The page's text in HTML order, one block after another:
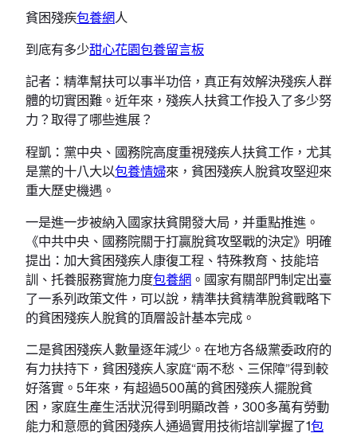
貧困殘疾包養網人
到底有多少甜心花園包養留言板
記者：精準幫扶可以事半功倍，真正有效解決殘疾人群
體的切實困難。近年來，殘疾人扶貧工作投入了多少努
力？取得了哪些進展？
程凱：黨中央、國務院高度重視殘疾人扶貧工作，尤其
是黨的十八大以包養情婦來，貧困殘疾人脫貧攻堅迎來
重大歷史機遇。
一是進一步被納入國家扶貧開發大局，并重點推進。
《中共中央、國務院關于打贏脫貧攻堅戰的決定》明確
提出：加大貧困殘疾人康復工程、特殊教育、技能培
訓、托養服務實施力度包養網 。國家有關部門制定出臺
了一系列政策文件，可以說，精準扶貧精準脫貧戰略下
的貧困殘疾人脫貧的頂層設計基本完成。
二是貧困殘疾人數量逐年減少。在地方各級黨委政府的
有力扶持下，貧困殘疾人家庭“兩不愁、三保障”得到較
好落實。5年來，有超過500萬的貧困殘疾人擺脫貧
困，家庭生產生活狀況得到明顯改善，300多萬有勞動
能力和意愿的貧困殘疾人通過實用技術培訓掌握了1包